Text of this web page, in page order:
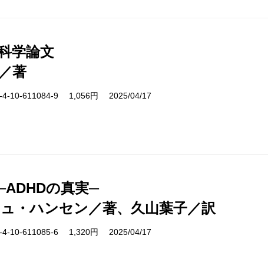
学論文
著
10-611084-9 1,056円 2025/04/17
の真実─
・ハンセン／著、久山葉子／訳
10-611085-6 1,320円 2025/04/17